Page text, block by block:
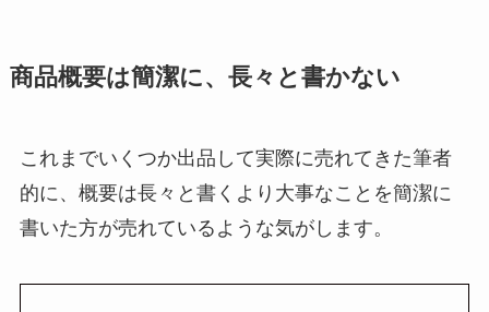
商品概要は簡潔に、長々と書かない
これまでいくつか出品して実際に売れてきた筆者
的に、概要は長々と書くより大事なことを簡潔に
書いた方が売れているような気がします。